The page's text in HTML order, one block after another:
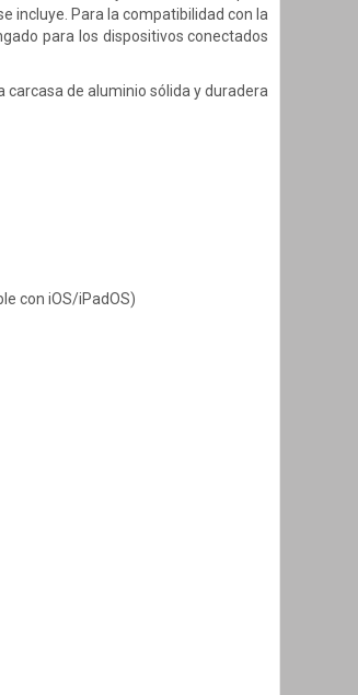
incluye. Para la compatibilidad con la
para los dispositivos conectados
de aluminio sólida y duradera
con iOS/iPadOS)